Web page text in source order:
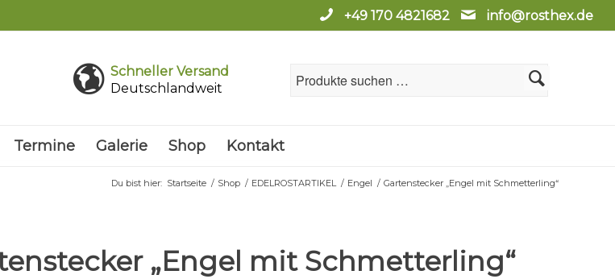
+49 170 4821682 info@rosthex.de
Schneller Versand
Deutschlandweit
Termine Galerie Shop Kontakt
Du bist hier: Startseite / Shop / EDELROSTARTIKEL / Engel / Gartenstecker „Engel mit Schmetterling“
„Engel mit Schmetterling“